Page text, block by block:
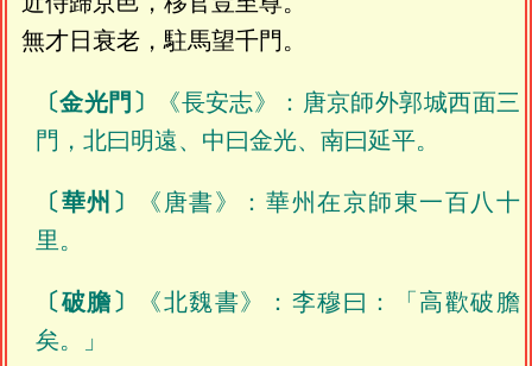
無才日衰老，駐馬望千門。
〔金光門〕
《長安志》：唐京師外郭城西面三
門，北曰明遠、中曰金光、南曰延平。
〔華州〕
《唐書》：華州在京師東一百八十
里。
〔破膽〕
《北魏書》：李穆曰：「高歡破膽
矣。」